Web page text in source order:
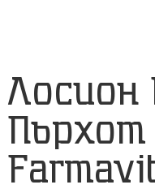
Лосион
Пърхот